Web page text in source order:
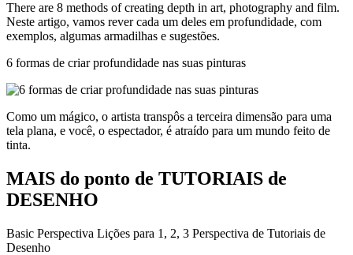
There are 8 methods of creating depth in art, photography and film.
Neste artigo, vamos rever cada um deles em profundidade, com
exemplos, algumas armadilhas e sugestões.
6 formas de criar profundidade nas suas pinturas
Como um mágico, o artista transpôs a terceira dimensão para uma
tela plana, e você, o espectador, é atraído para um mundo feito de
tinta.
MAIS do ponto de TUTORIAIS de
DESENHO
Basic Perspectiva Lições para 1, 2, 3 Perspectiva de Tutoriais de
Desenho